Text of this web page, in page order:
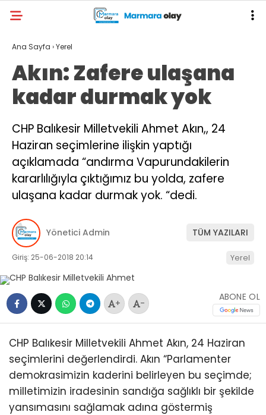
Ana Sayfa ›Yerel
Akın: Zafere ulaşana
kadar durmak yok
CHP Balıkesir Milletvekili Ahmet Akın,, 24
Haziran seçimlerine ilişkin yaptığı
açıklamada “andırma Vapurundakilerin
kararlılığıyla çıktığımız bu yolda, zafere
ulaşana kadar durmak yok. “dedi.
Yönetici Admin TÜM YAZILARI
Giriş: 25-06-2018 20:14 Yerel
+ -
ABONE OL
CHP Balıkesir Milletvekili Ahmet Akın, 24 Haziran
seçimlerini değerlendirdi. Akın “Parlamenter
demokrasimizin kaderini belirleyen bu seçimde;
milletimizin iradesinin sandığa sağlıklı bir şekilde
yansımasını sağlamak adına göstermiş